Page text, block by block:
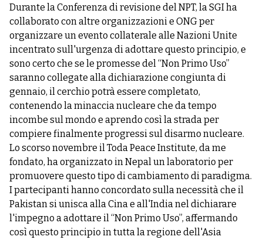
Durante la Conferenza di revisione del NPT, la SGI ha
collaborato con altre organizzazioni e ONG per
organizzare un evento collaterale alle Nazioni Unite
incentrato sull'urgenza di adottare questo principio, e
sono certo che se le promesse del “Non Primo Uso”
saranno collegate alla dichiarazione congiunta di
gennaio, il cerchio potrà essere completato,
contenendo la minaccia nucleare che da tempo
incombe sul mondo e aprendo così la strada per
compiere finalmente progressi sul disarmo nucleare.
Lo scorso novembre il Toda Peace Institute, da me
fondato, ha organizzato in Nepal un laboratorio per
promuovere questo tipo di cambiamento di paradigma.
I partecipanti hanno concordato sulla necessità che il
Pakistan si unisca alla Cina e all'India nel dichiarare
l'impegno a adottare il “Non Primo Uso”, affermando
così questo principio in tutta la regione dell'Asia